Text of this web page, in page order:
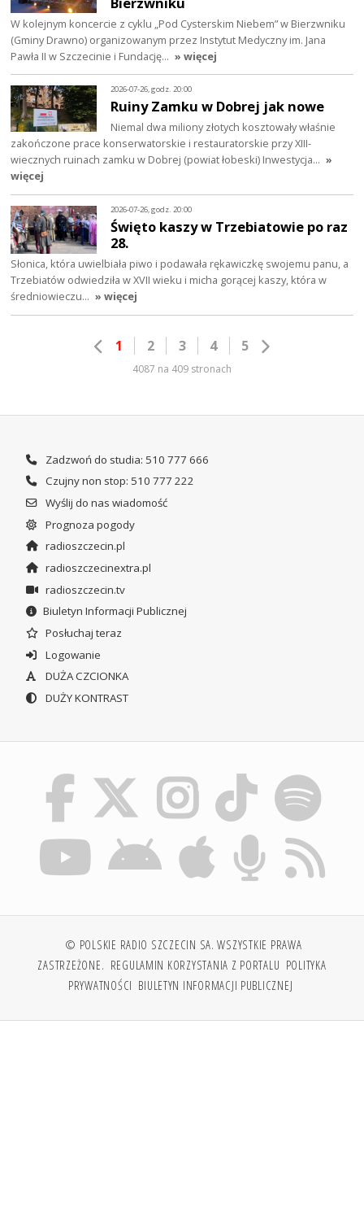
W kolejnym koncercie z cyklu „Pod Cysterskim Niebem” w Bierzwniku
(Gminy Drawno) organizowanym przez Instytut Medyczny im. Jana
Pawła II w Szczecinie i Fundację… » więcej
2026-07-26, godz. 20:00
Ruiny Zamku w Dobrej jak nowe
Niemal dwa miliony złotych kosztowały właśnie
zakończone prace konserwatorskie i restauratorskie przy XIII-
wiecznych ruinach zamku w Dobrej (powiat łobeski) Inwestycja… »
więcej
2026-07-26, godz. 20:00
Święto kaszy w Trzebiatowie po raz
28.
Słonica, która uwielbiała piwo i podawała rękawiczkę swojemu panu, a
Trzebiatów odwiedziła w XVII wieku i micha gorącej kaszy, która w
średniowieczu… » więcej
1 2 3 4 5
4087 na 409 stronach
Zadzwoń do studia: 510 777 666
Czujny non stop: 510 777 222
Wyślij do nas wiadomość
Prognoza pogody
radioszczecin.pl
radioszczecinextra.pl
radioszczecin.tv
Biuletyn Informacji Publicznej
Posłuchaj teraz
Logowanie
DUŻA CZCIONKA
DUŻY KONTRAST
© POLSKIE RADIO SZCZECIN SA. WSZYSTKIE PRAWA
ZASTRZEŻONE. REGULAMIN KORZYSTANIA Z PORTALU POLITYKA
PRYWATNOŚCI BIULETYN INFORMACJI PUBLICZNEJ